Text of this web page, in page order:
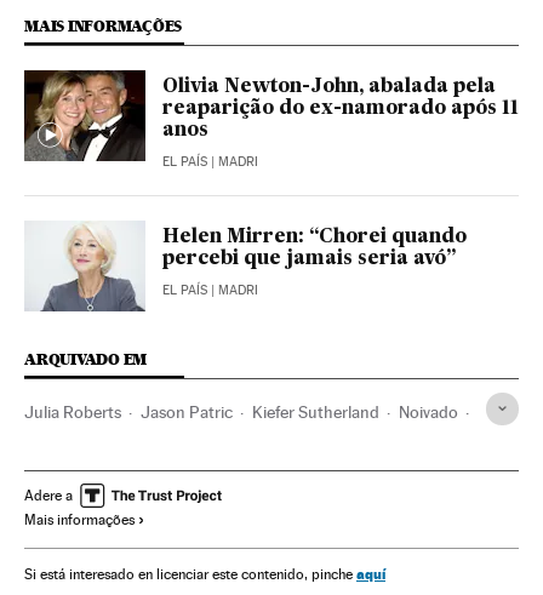
MAIS INFORMAÇÕES
Olivia Newton-John, abalada pela
reaparição do ex-namorado após 11
anos
EL PAÍS | MADRI
Helen Mirren: “Chorei quando
percebi que jamais seria avó”
EL PAÍS | MADRI
ARQUIVADO EM
Julia Roberts Jason Patric Kiefer Sutherland Noivado
Indústria Cinematográfica
Adere a
Mais informações
Si está interesado en licenciar este contenido, pinche aquí